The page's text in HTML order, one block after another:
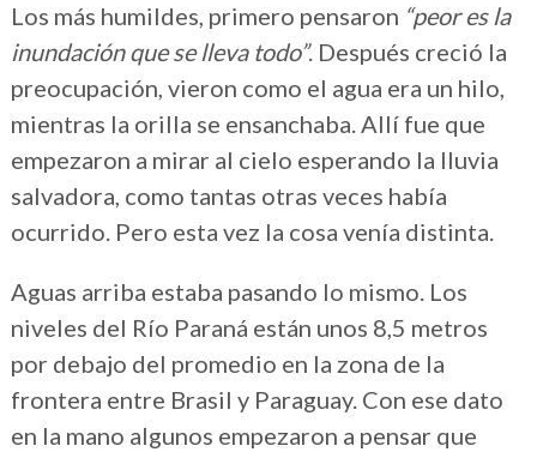
Los más humildes, primero pensaron “peor es la
inundación que se lleva todo”. Después creció la
preocupación, vieron como el agua era un hilo,
mientras la orilla se ensanchaba. Allí fue que
empezaron a mirar al cielo esperando la lluvia
salvadora, como tantas otras veces había
ocurrido. Pero esta vez la cosa venía distinta.
Aguas arriba estaba pasando lo mismo. Los
niveles del Río Paraná están unos 8,5 metros
por debajo del promedio en la zona de la
frontera entre Brasil y Paraguay. Con ese dato
en la mano algunos empezaron a pensar que